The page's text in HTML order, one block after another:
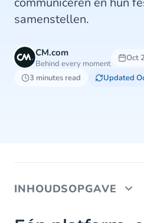
samenstellen.
CM.com
Behind every moment
Oct
3 minutes read
Updated
INHOUDSOPGAVE
Eén platform, eindeloze